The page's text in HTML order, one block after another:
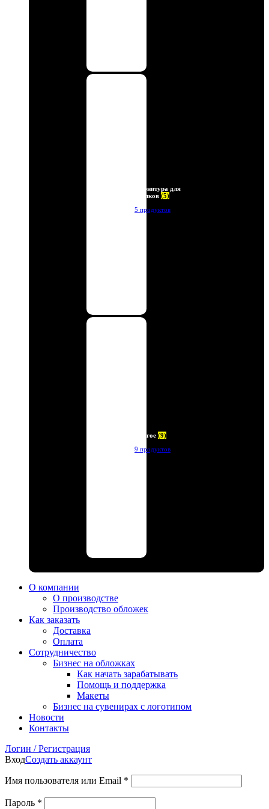
Фурнитура для
брелков (5)
5 продуктов
Другое (9)
9 продуктов
О компании
О производстве
Производство обложек
Как заказать
Доставка
Оплата
Сотрудничество
Бизнес на обложках
Как начать зарабатывать
Помощь и поддержка
Макеты
Бизнес на сувенирах с логотипом
Новости
Контакты
Логин / Регистрация
ВходСоздать аккаунт
Имя пользователя или Email *
Пароль *